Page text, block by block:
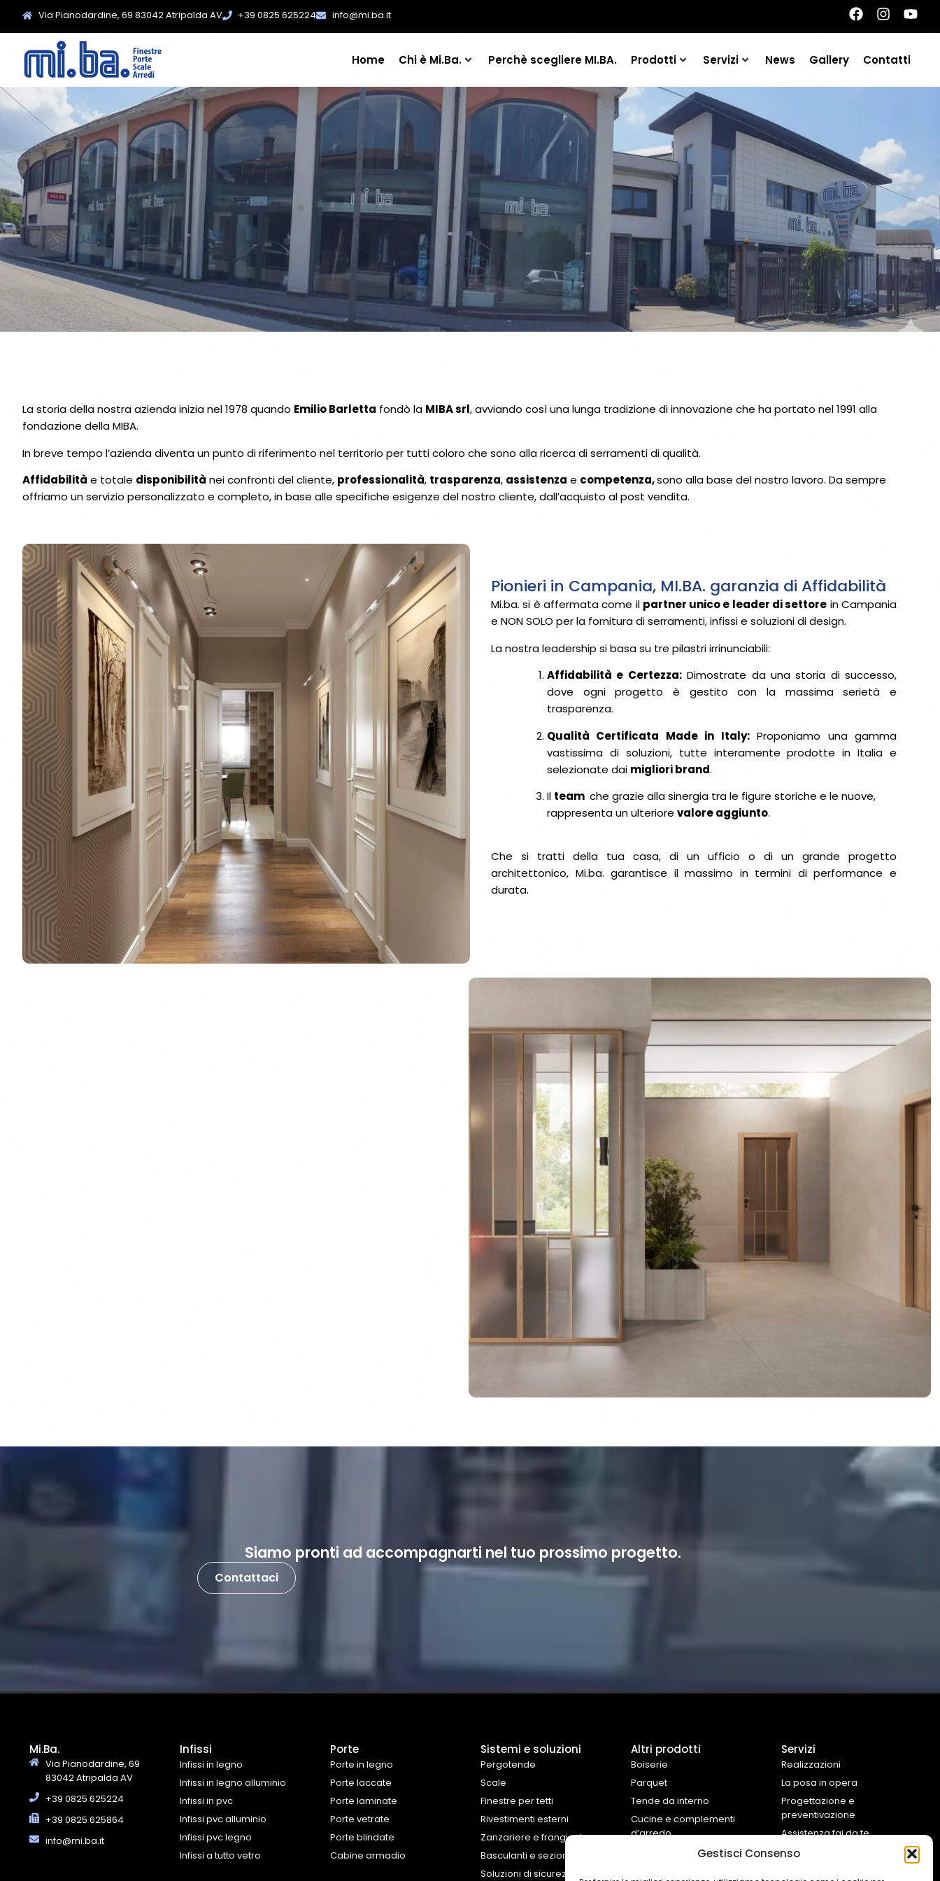
Gestisci Consenso
Via Pianodardine, 69 83042 Atripalda AV +39 0825 625224 info@mi.ba.it
Home Chi è Mi.Ba. Perchè scegliere MI.BA. Prodotti Servizi News Gallery Contatti
La storia della nostra azienda inizia nel 1978 quando Emilio Barletta fondò la MIBA srl, avviando così una lunga tradizione di innovazione che ha portato nel 1991 alla
fondazione della MIBA.
In breve tempo l’azienda diventa un punto di riferimento nel territorio per tutti coloro che sono alla ricerca di serramenti di qualità.
Affidabilità e totale disponibilità nei confronti del cliente, professionalità, trasparenza, assistenza e competenza,sono alla base del nostro lavoro. Da sempre
offriamo un servizio personalizzato e completo, in base alle specifiche esigenze del nostro cliente, dall’acquisto al post vendita.
Pionieri in Campania, MI.BA. garanzia di Affidabilità
Mi.ba. si è affermata come il partner unico e leader di settore in Campania
e NON SOLO per la fornitura di serramenti, infissi e soluzioni di design.
La nostra leadership si basa su tre pilastri irrinunciabili:
Affidabilità e Certezza:Dimostrate da una storia di successo,
dove ogni progetto è gestito con la massima serietà e
trasparenza.
Qualità Certificata Made in Italy:Proponiamo una gamma
vastissima di soluzioni, tutte interamente prodotte in Italia e
selezionate dai migliori brand.
Il team che grazie alla sinergia tra le figure storiche e le nuove,
rappresenta un ulteriore valore aggiunto.
Che si tratti della tua casa, di un ufficio o di un grande progetto
architettonico, Mi.ba. garantisce il massimo in termini di performance e
durata.
Siamo pronti ad accompagnarti nel tuo prossimo progetto.
Contattaci
Mi.Ba.
Via Pianodardine, 69
83042 Atripalda AV
+39 0825 625224
+39 0825 625864
info@mi.ba.it
Infissi
Infissi in legno
Infissi in legno alluminio
Infissi in pvc
Infissi pvc alluminio
Infissi pvc legno
Infissi a tutto vetro
Porte
Porte in legno
Porte laccate
Porte laminate
Porte vetrate
Porte blindate
Cabine armadio
Sistemi e soluzioni
Pergotende
Scale
Finestre per tetti
Rivestimenti esterni
Zanzariere e frangisole
Basculanti e sezionali
Soluzioni di sicurezza
Altri prodotti
Boiserie
Parquet
Tende da interno
Cucine e complementi
d’arredo
Controtelai Scrigno
Servizi
Realizzazioni
La posa in opera
Progettazione e
preventivazione
Assistenza fai da te